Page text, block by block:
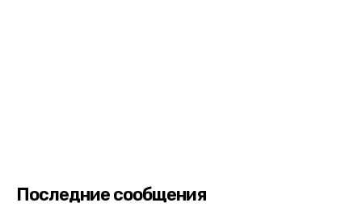
Последние сообщения